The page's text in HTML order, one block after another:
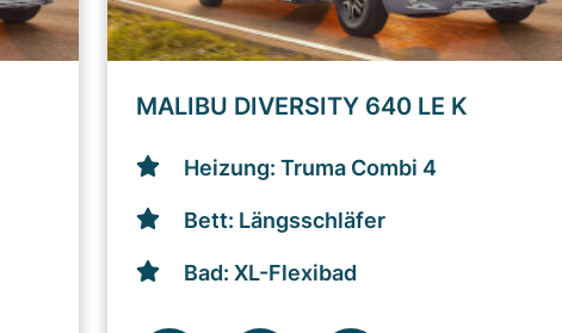
MALIBU DIVERSITY 640 LE K
Heizung: Truma Combi 4
Bett: Längsschläfer
Bad: XL-Flexibad